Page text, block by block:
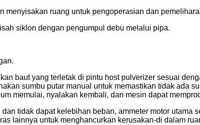
ruang untuk pengoperasian dan
siklon dengan pengumpul debu melalui pipa.
baut yang terletak di pintu host pulverizer sesuai
sumbu putar manual untuk memastikan tidak ada
memulai, nyalakan kembali, dan mesin dapat
tidak dapat kelebihan beban, ammeter motor utama
lainnya untuk menghancurkan kerusakan-di dalam